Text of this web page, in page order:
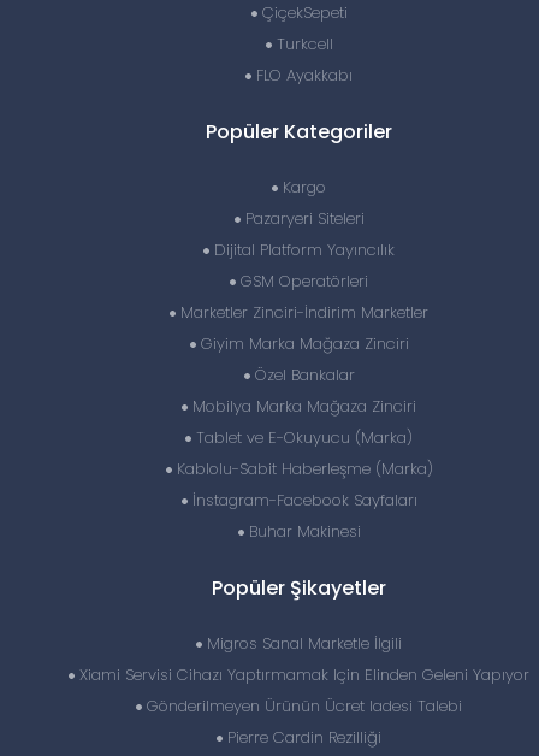
ÇiçekSepeti
Turkcell
FLO Ayakkabı
Popüler Kategoriler
Kargo
Pazaryeri Siteleri
Dijital Platform Yayıncılık
GSM Operatörleri
Marketler Zinciri-İndirim Marketler
Giyim Marka Mağaza Zinciri
Özel Bankalar
Mobilya Marka Mağaza Zinciri
Tablet ve E-Okuyucu (Marka)
Kablolu-Sabit Haberleşme (Marka)
İnstagram-Facebook Sayfaları
Buhar Makinesi
Popüler Şikayetler
Migros Sanal Marketle İlgili
Xiami Servisi Cihazı Yaptırmamak Için Elinden Geleni Yapıyor
Gönderilmeyen Ürünün Ücret Iadesi Talebi
Pierre Cardin Rezilliği